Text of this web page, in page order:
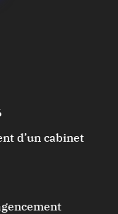
d’un cabinet